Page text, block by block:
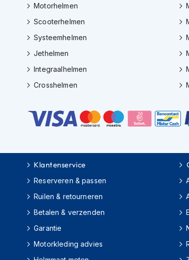
Textiel
motorbroeken
Gore-
motorbroeken
Kevlar
Cargo
motorbroeken
Motorpakken
Heren
motorpak
Dames
motorpak
Eendelig
Motorhelmen
Scooterhelmen
Systeemhelmen
Jethelmen
Integraalhelmen
Crosshelmen
Klantenservice
Reserveren & passen
Ruilen & retourneren
Betalen & verzenden
Garantie
Motorkleding advies